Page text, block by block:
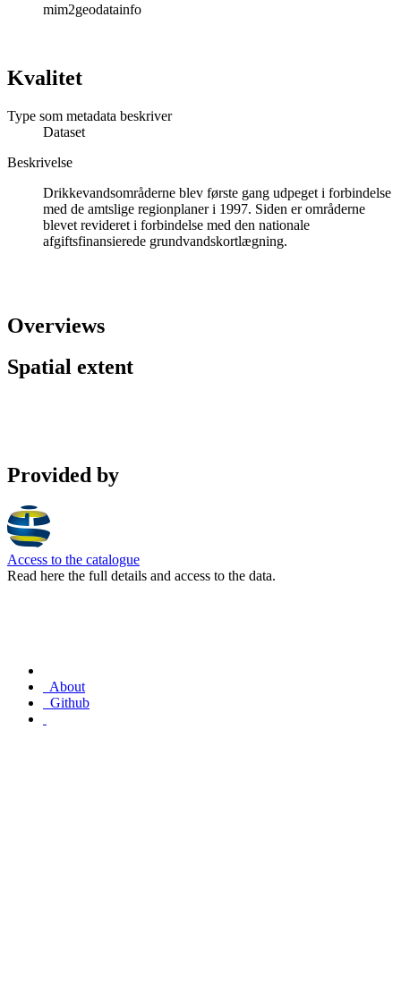
mim2geodatainfo
Kvalitet
Type som metadata beskriver
Dataset
Beskrivelse
Drikkevandsområderne blev første gang udpeget i forbindelse
med de amtslige regionplaner i 1997. Siden er områderne
blevet revideret i forbindelse med den nationale
afgiftsfinansierede grundvandskortlægning.
Overviews
Spatial extent
Provided by
Access to the catalogue
Read here the full details and access to the data.
About
Github